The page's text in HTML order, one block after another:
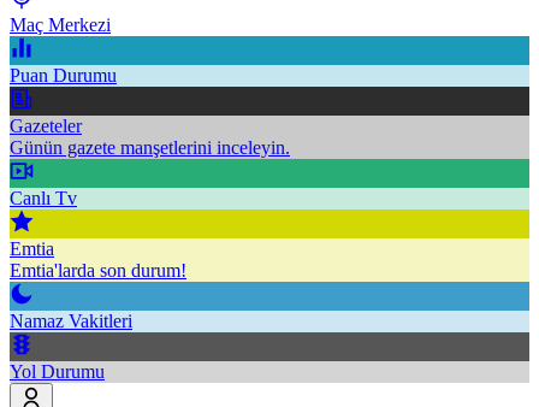
Maç Merkezi
Puan Durumu
Gazeteler
Günün gazete manşetlerini inceleyin.
Canlı Tv
Emtia
Emtia'larda son durum!
Namaz Vakitleri
Yol Durumu